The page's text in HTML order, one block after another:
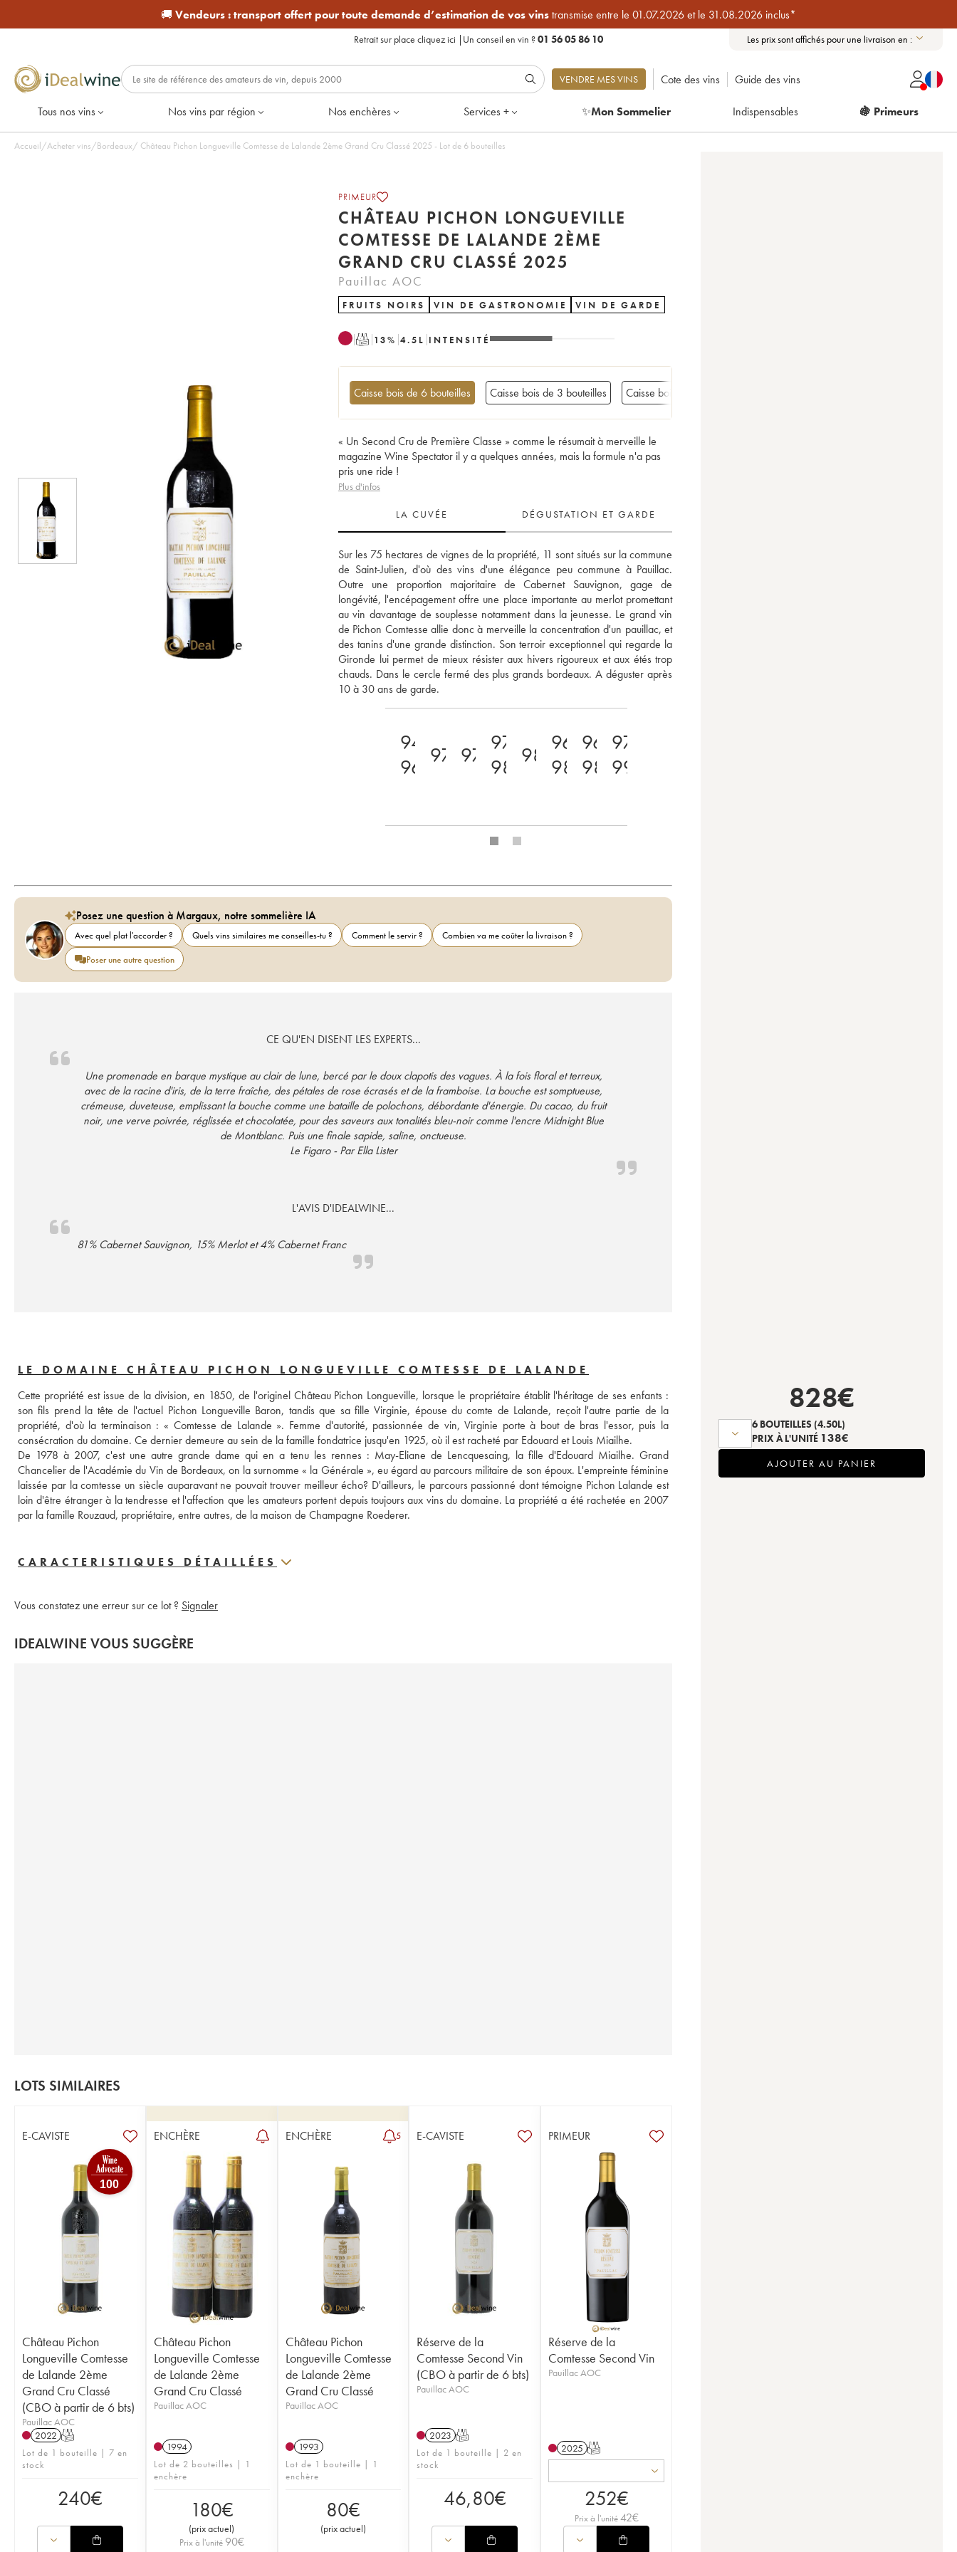
🚚 Vendeurs :transport offert pour toute demande d’estimation de vos vinstransmise entre le 01.07.2026 et le 31.08.2026 inclus*
Retrait sur place cliquez ici | Un conseil en vin ?01 56 05 86 10 Les prix sont affichés pour une livraison en :
VENDRE MES VINS Cote des vins Guide des vins
Tous nos vins Nos vins par région Nos enchères Services + ✨Mon Sommelier Indispensables 🍇 Primeurs
Accueil/Acheter vins/Bordeaux/ Château Pichon Longueville Comtesse de Lalande 2ème Grand Cru Classé 2025 - Lot de 6 bouteilles
PRIMEUR
CHÂTEAU PICHON LONGUEVILLE
COMTESSE DE LALANDE 2ÈME
GRAND CRU CLASSÉ 2025
Pauillac AOC
FRUITS NOIRS VIN DE GASTRONOMIE VIN DE GARDE
T 13% 4.5 L INTENSITÉ
Caisse bois de 6 bouteilles Caisse bois de 3 bouteilles Caisse bois de 3 magnums
« Un Second Cru de Première Classe » comme le résumait à merveille le
magazine Wine Spectator il y a quelques années, mais la formule n'a pas
pris une ride !
Plus d'infos
LA CUVÉE DÉGUSTATION ET GARDE
Sur les 75 hectares de vignes de la propriété, 11 sont situés sur la commune
de Saint-Julien, d'où des vins d'une élégance peu commune à Pauillac.
Outre une proportion majoritaire de Cabernet Sauvignon, gage de
longévité, l'encépagement offre une place importante au merlot promettant
au vin davantage de souplesse notamment dans la jeunesse. Le grand vin
de Pichon Comtesse allie donc à merveille la concentration d'un pauillac, et
des tanins d'une grande distinction. Son terroir exceptionnel qui regarde la
Gironde lui permet de mieux résister aux hivers rigoureux et aux étés trop
chauds. Dans le cercle fermé des plus grands bordeaux. A déguster après
10 à 30 ans de garde.
94-
96
97 97
97-
98
98
96-
98
96-
98
97-
99
Posez une question à Margaux, notre sommelière IA
Avec quel plat l'accorder ? Quels vins similaires me conseilles-tu ? Comment le servir ?
Combien va me coûter la livraison ?
Poser une autre question
CE QU'EN DISENT LES EXPERTS...
Une promenade en barque mystique au clair de lune, bercé par le doux clapotis des vagues. À la fois floral et terreux,
avec de la racine d'iris, de la terre fraîche, des pétales de rose écrasés et de la framboise. La bouche est somptueuse,
crémeuse, duveteuse, emplissant la bouche comme une bataille de polochons, débordante d'énergie. Du cacao, du fruit
noir, une verve poivrée, réglissée et chocolatée, pour des saveurs aux tonalités bleu-noir comme l'encre Midnight Blue
de Montblanc. Puis une finale sapide, saline, onctueuse.
Le Figaro - Par Ella Lister
L'AVIS D'IDEALWINE...
81% Cabernet Sauvignon, 15% Merlot et 4% Cabernet Franc
LE DOMAINE CHÂTEAU PICHON LONGUEVILLE COMTESSE DE LALANDE
Cette propriété est issue de la division, en 1850, de l'originel Château Pichon Longueville, lorsque le propriétaire établit l'héritage de ses enfants :
son fils prend la tête de l'actuel Pichon Longueville Baron, tandis que sa fille Virginie, épouse du comte de Lalande, reçoit l'autre partie de la
propriété, d'où la terminaison : « Comtesse de Lalande ». Femme d'autorité, passionnée de vin, Virginie porte à bout de bras l'essor, puis la
consécration du domaine. Ce dernier demeure au sein de la famille fondatrice jusqu'en 1925, où il est racheté par Edouard et Louis Miailhe.
De 1978 à 2007, c'est une autre grande dame qui en a tenu les rennes : May-Eliane de Lencquesaing, la fille d'Edouard Miailhe. Grand
Chancelier de l'Académie du Vin de Bordeaux, on la surnomme « la Générale », eu égard au parcours militaire de son époux. L'empreinte féminine
laissée par la comtesse un siècle auparavant ne pouvait trouver meilleur écho? D'ailleurs, le parcours passionné dont témoigne Pichon Lalande est
loin d'être étranger à la tendresse et l'affection que les amateurs portent depuis toujours aux vins du domaine. La propriété a été rachetée en 2007
par la famille Rouzaud, propriétaire, entre autres, de la maison de Champagne Roederer.
CARACTERISTIQUES DÉTAILLÉES
Vous constatez une erreur sur ce lot ? Signaler
IDEALWINE VOUS SUGGÈRE
LOTS SIMILAIRES
E-CAVISTE
100
Château Pichon
Longueville Comtesse
de Lalande 2ème
Grand Cru Classé
(CBO à partir de 6 bts)
Pauillac AOC
2022 T
Lot de 1 bouteille | 7 en
stock
240€
ENCHÈRE
Château Pichon
Longueville Comtesse
de Lalande 2ème
Grand Cru Classé
Pauillac AOC
1994
Lot de 2 bouteilles | 1
enchère
180€
(prix actuel)
Prix à l'unité 90€
ENCHÈRE 5
Château Pichon
Longueville Comtesse
de Lalande 2ème
Grand Cru Classé
Pauillac AOC
1993
Lot de 1 bouteille | 1
enchère
80€
(prix actuel)
E-CAVISTE
Réserve de la
Comtesse Second Vin
(CBO à partir de 6 bts)
Pauillac AOC
2023 T
Lot de 1 bouteille | 2 en
stock
46,80€
PRIMEUR
Réserve de la
Comtesse Second Vin
Pauillac AOC
2025 T
252€
Prix à l'unité 42€
828€
6 BOUTEILLES (4.50L)
PRIX À L'UNITÉ 138€
AJOUTER AU PANIER